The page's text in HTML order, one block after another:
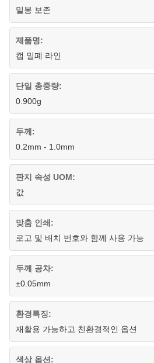
밀봉 보존
제품명:
캡 밀폐 라인
단일 총중량:
0.900g
두께:
0.2mm - 1.0mm
판지 속성 UOM:
값
맞춤 인쇄:
로고 및 배치 번호와 함께 사용 가능
두께 공차:
±0.05mm
환경특징:
재활용 가능하고 친환경적인 옵션
색상 옵션: